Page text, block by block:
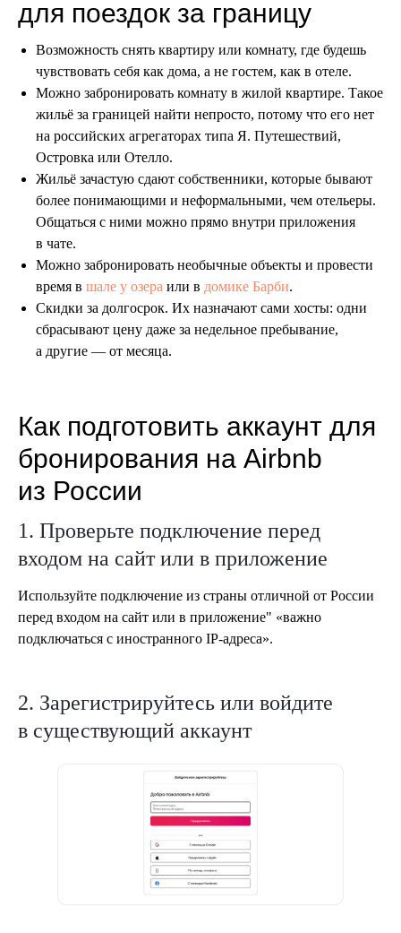
для поездок за границу
Возможность снять квартиру или комнату, где будешь
чувствовать себя как дома, а не гостем, как в отеле.
Можно забронировать комнату в жилой квартире. Такое
жильё за границей найти непросто, потому что его нет
на российских агрегаторах типа Я. Путешествий,
Островка или Отелло.
Жильё зачастую сдают собственники, которые бывают
более понимающими и неформальными, чем отельеры.
Общаться с ними можно прямо внутри приложения
в чате.
Можно забронировать необычные объекты и провести
время в шале у озера или в домике Барби.
Скидки за долгосрок. Их назначают сами хосты: одни
сбрасывают цену даже за недельное пребывание,
а другие — от месяца.
Как подготовить аккаунт для
бронирования на Airbnb
из России
1. Проверьте подключение перед
входом на сайт или в приложение
Используйте подключение из страны отличной от России
перед входом на сайт или в приложение" «важно
подключаться с иностранного IP-адреса».
2. Зарегистрируйтесь или войдите
в существующий аккаунт